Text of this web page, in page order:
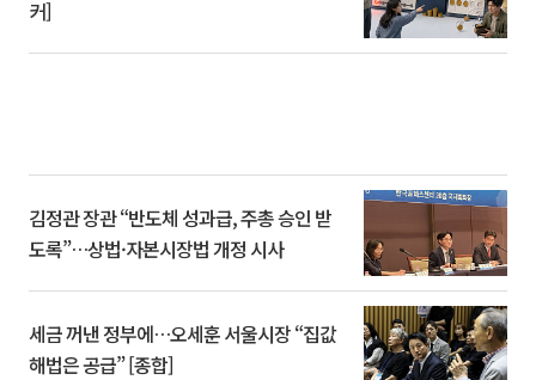
커]
김정관 장관 “반도체 성과급, 주총 승인 받
도록”…상법·자본시장법 개정 시사
세금 꺼낸 정부에…오세훈 서울시장 “집값
해법은 공급” [종합]